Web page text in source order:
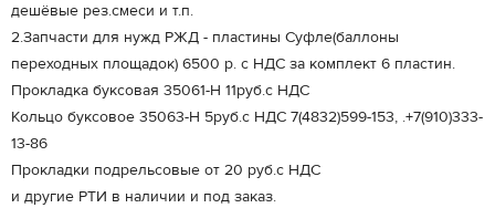
дешёвые рез.смеси и т.п.
2.Запчасти для нужд РЖД - пластины Суфле(баллоны
переходных площадок) 6500 р. с НДС за комплект 6 пластин.
Прокладка буксовая 35061-Н 11руб.с НДС
Кольцо буксовое 35063-Н 5руб.с НДС 7(4832)599-153, .+7(910)333-
13-86
Прокладки подрельсовые от 20 руб.с НДС
и другие РТИ в наличии и под заказ.